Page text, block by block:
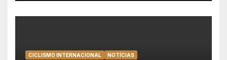
CICLISMO INTERNACIONAL NOTÍCIAS